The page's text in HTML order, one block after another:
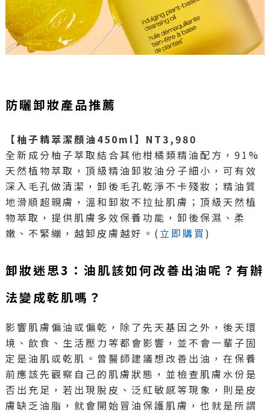
防曬卸妝產品推薦
【柚子精萃潔顏油450ml】NT3,980
全新成分柚子萃取結合其他柑橘類精油配方，91%
天然植物萃取，頂級精油卸妝油分子細小，可有效
深入毛孔做清潔，卸後毛孔乾淨不卡殘妝；精油質
地滑順超親膚，溫和卸妝不拉扯肌膚；頂級天然植
物萃取，提供肌膚多效保養功能，卸後保濕、柔
嫩、不緊繃，越卸皮膚越好。( 立即購買 )
卸妝迷思3：油肌該如何改善出油呢？有辦
法變成乾肌嗎？
影響肌膚偏油或偏乾，除了先天基因之外，後天環
境、飲食、生活壓力等都會影響，並不會一輩子固
定是油肌或乾肌。曾醫師建議想改善出油，在保養
前應該先觀察自己的肌膚狀態，並檢查肌膚水份是
否出充足，若出現脫皮、泛紅敏感等現象，則是皮
膚缺乏油脂，就會開始冒油保護肌膚，也就是所謂